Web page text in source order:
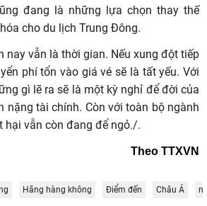
đang là những lựa chọn thay thế
cho du lịch Trung Đông.
nay vẫn là thời gian. Nếu xung đột tiếp
phí tổn vào giá vé sẽ là tất yếu. Với
gì lẽ ra sẽ là một kỳ nghỉ để đời của
nặng tài chính. Còn với toàn bộ ngành
hại vẫn còn đang để ngỏ./.
Theo TTXVN
Hãng hàng không Điểm đến Châu Á